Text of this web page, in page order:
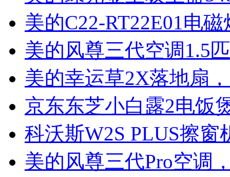
美的C22-RT22E01电磁
美的风尊三代空调1.5匹
美的幸运草2X落地扇
京东东芝小白露2电饭
科沃斯W2S PLUS擦窗
美的风尊三代Pro空调